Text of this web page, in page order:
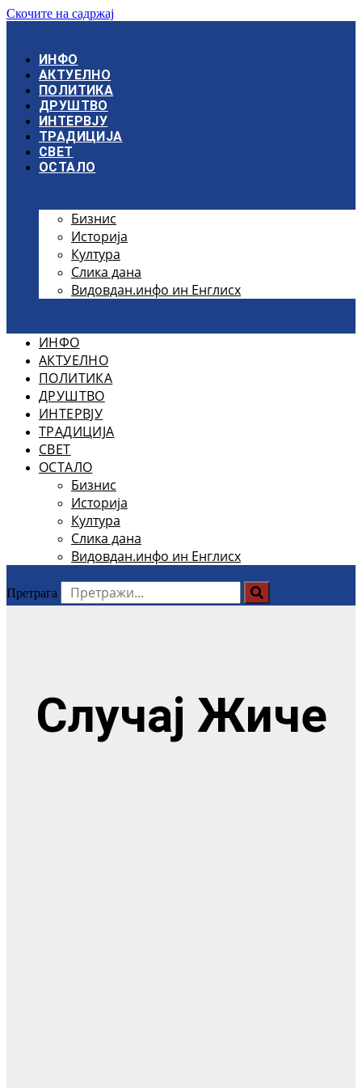
Скочите на садржај
ИНФО
АКТУЕЛНО
ПОЛИТИКА
ДРУШТВО
ИНТЕРВЈУ
ТРАДИЦИЈА
СВЕТ
ОСТАЛО
Бизнис
Историја
Култура
Слика дана
Видовдан.инфо ин Енглисх
ИНФО
АКТУЕЛНО
ПОЛИТИКА
ДРУШТВО
ИНТЕРВЈУ
ТРАДИЦИЈА
СВЕТ
ОСТАЛО
Бизнис
Историја
Култура
Слика дана
Видовдан.инфо ин Енглисх
Претрага
Случај Жиче